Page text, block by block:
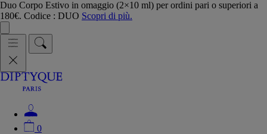
Duo Corpo Estivo in omaggio (2×10 ml) per ordini pari o superiori a
180€. Codice : DUO Scopri di più.
0